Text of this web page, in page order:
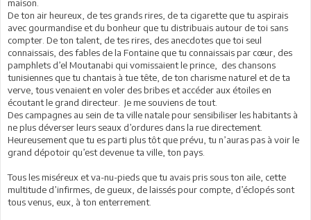
maison.
De ton air heureux, de tes grands rires, de ta cigarette que tu aspirais
avec gourmandise et du bonheur que tu distribuais autour de toi sans
compter. De ton talent, de tes rires, des anecdotes que toi seul
connaissais, des fables de la Fontaine que tu connaissais par cœur, des
pamphlets d’el Moutanabi qui vomissaient le prince, des chansons
tunisiennes que tu chantais à tue tête, de ton charisme naturel et de ta
verve, tous venaient en voler des bribes et accéder aux étoiles en
écoutant le grand directeur. Je me souviens de tout.
Des campagnes au sein de ta ville natale pour sensibiliser les habitants à
ne plus déverser leurs seaux d’ordures dans la rue directement.
Heureusement que tu es parti plus tôt que prévu, tu n’auras pas à voir le
grand dépotoir qu’est devenue ta ville, ton pays.
Tous les miséreux et va-nu-pieds que tu avais pris sous ton aile, cette
multitude d’infirmes, de gueux, de laissés pour compte, d’éclopés sont
tous venus, eux, à ton enterrement.